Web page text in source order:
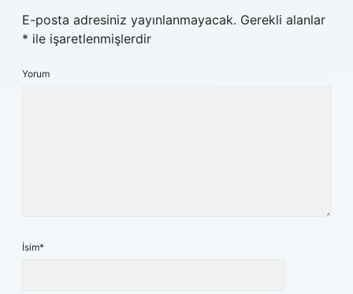
E-posta adresiniz yayınlanmayacak. Gerekli alanlar
* ile işaretlenmişlerdir
Yorum
İsim*